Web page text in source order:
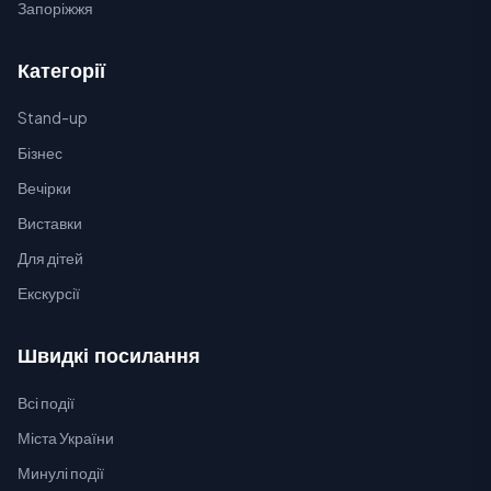
Запоріжжя
Категорії
Stand-up
Бізнес
Вечірки
Виставки
Для дітей
Екскурсії
Швидкі посилання
Всі події
Міста України
Минулі події